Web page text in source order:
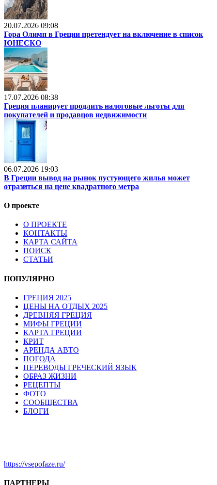
20.07.2026 09:08
Гора Олимп в Греции претендует на включение в список
ЮНЕСКО
17.07.2026 08:38
Греция планирует продлить налоговые льготы для
покупателей и продавцов недвижимости
06.07.2026 19:03
В Греции вывод на рынок пустующего жилья может
отразиться на цене квадратного метра
О проекте
О ПРОЕКТЕ
КОНТАКТЫ
КАРТА САЙТА
ПОИСК
СТАТЬИ
ПОПУЛЯРНО
ГРЕЦИЯ 2025
ЦЕНЫ НА ОТДЫХ 2025
ДРЕВНЯЯ ГРЕЦИЯ
МИФЫ ГРЕЦИИ
КАРТА ГРЕЦИИ
КРИТ
АРЕНДА АВТО
ПОГОДА
ПЕРЕВОДЫ ГРЕЧЕСКИЙ ЯЗЫК
ОБРАЗ ЖИЗНИ
РЕЦЕПТЫ
ФОТО
СООБЩЕСТВА
БЛОГИ
https://vsepofaze.ru/
ПАРТНЕРЫ